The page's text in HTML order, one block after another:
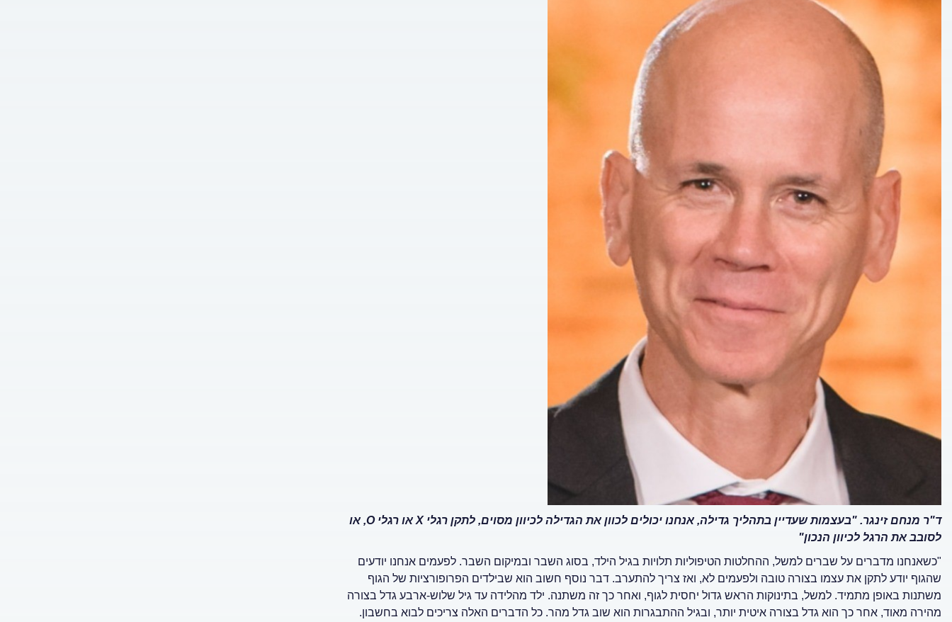
ד"ר מנחם זינגר. "בעצמות שעדיין בתהליך גדילה, אנחנו יכולים לכוון את הגדילה לכיוון מסוים, לתקן רגלי X או רגלי O, או
לסובב את הרגל לכיוון הנכון"
"כשאנחנו מדברים על שברים למשל, ההחלטות הטיפוליות תלויות בגיל הילד, בסוג השבר ובמיקום השבר. לפעמים אנחנו יודעים
שהגוף יודע לתקן את עצמו בצורה טובה ולפעמים לא, ואז צריך להתערב. דבר נוסף חשוב הוא שבילדים הפרופורציות של הגוף
משתנות באופן מתמיד. למשל, בתינוקות הראש גדול יחסית לגוף, ואחר כך זה משתנה. ילד מהלידה עד גיל שלוש-ארבע גדל בצורה
מהירה מאוד, אחר כך הוא גדל בצורה איטית יותר, ובגיל ההתבגרות הוא שוב גדל מהר. כל הדברים האלה צריכים לבוא בחשבון.